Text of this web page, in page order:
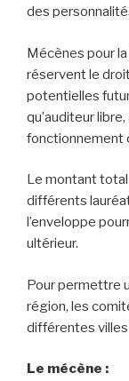
des
Mécènes pour
réservent le
potentielles
qu’auditeur
fonctionnement
Le montant
différents
l’enveloppe
ultérieur.
Pour permettre
région, les
différentes villes
Le mécène :